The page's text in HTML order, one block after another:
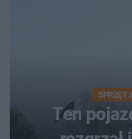
SPRZĘT
Ten